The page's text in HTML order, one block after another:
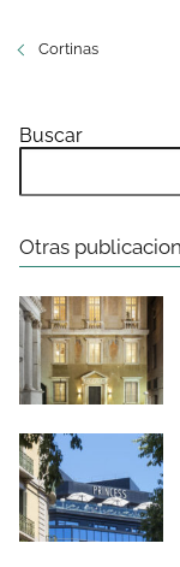
Cortinas
Buscar
Otras